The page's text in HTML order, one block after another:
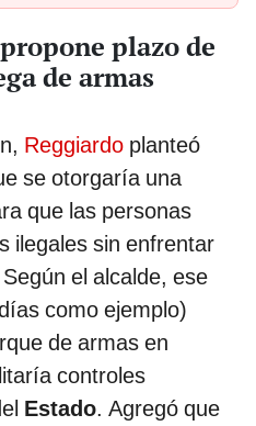
plazo de
de armas
Reggiardo planteó
se otorgaría una
que las personas
ilegales sin enfrentar
el alcalde, ese
como ejemplo)
de armas en
controles
Estado. Agregó que